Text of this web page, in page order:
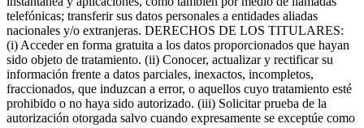
telefónicas; transferir sus datos personales a entidades aliadas
nacionales y/o extranjeras. DERECHOS DE LOS TITULARES:
(i) Acceder en forma gratuita a los datos proporcionados que hayan
sido objeto de tratamiento. (ii) Conocer, actualizar y rectificar su
información frente a datos parciales, inexactos, incompletos,
fraccionados, que induzcan a error, o aquellos cuyo tratamiento esté
prohibido o no haya sido autorizado. (iii) Solicitar prueba de la
autorización otorgada salvo cuando expresamente se exceptúe como